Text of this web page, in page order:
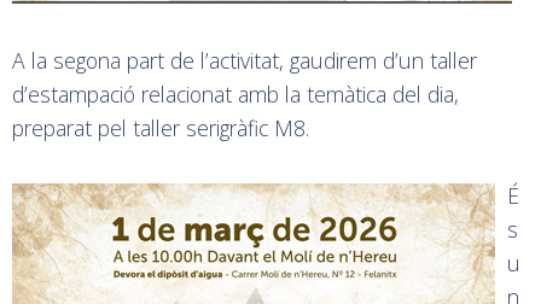
A la segona part de l’activitat, gaudirem d’un taller
d’estampació relacionat amb la temàtica del dia,
preparat pel taller serigràfic M8.
É
s
u
n